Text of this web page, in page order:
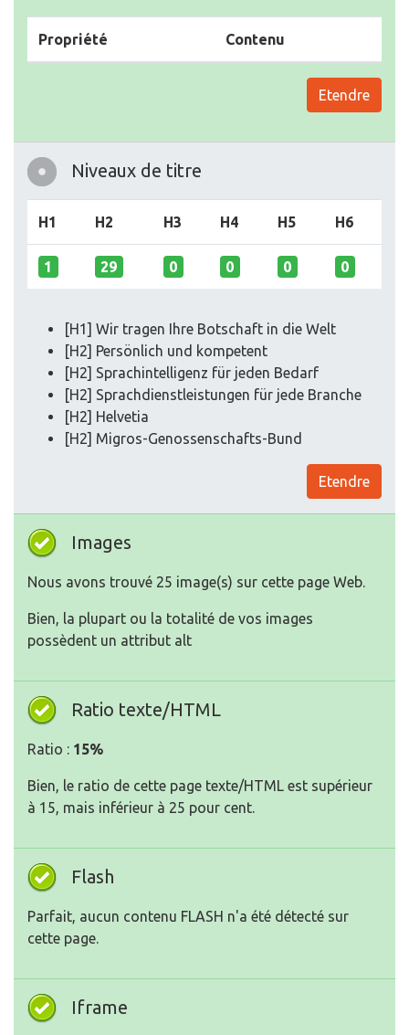
Propriété Contenu
Etendre
Niveaux de titre
H1 H2 H3 H4 H5 H6
1 29 0 0 0 0
[H1] Wir tragen Ihre Botschaft in die Welt
[H2] Persönlich und kompetent
[H2] Sprachintelligenz für jeden Bedarf
[H2] Sprachdienstleistungen für jede Branche
[H2] Helvetia
[H2] Migros-Genossenschafts-Bund
Etendre
Images
Nous avons trouvé 25 image(s) sur cette page Web.
Bien, la plupart ou la totalité de vos images
possèdent un attribut alt
Ratio texte/HTML
Ratio : 15%
Bien, le ratio de cette page texte/HTML est supérieur
à 15, mais inférieur à 25 pour cent.
Flash
Parfait, aucun contenu FLASH n'a été détecté sur
cette page.
Iframe